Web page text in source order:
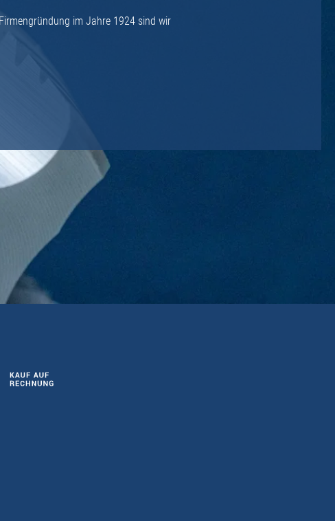
im Jahre 1924 sind wir